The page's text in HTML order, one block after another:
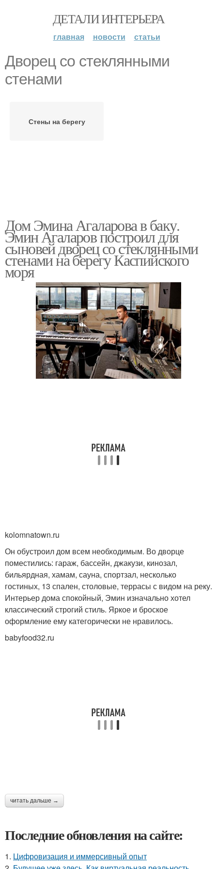
ДЕТАЛИ ИНТЕРЬЕРА
главная новости статьи
Дворец со стеклянными
стенами
Стены на берегу
Дом Эмина Агаларова в баку.
Эмин Агаларов построил для
сыновей дворец со стеклянными
стенами на берегу Каспийского
моря
kolomnatown.ru
Он обустроил дом всем необходимым. Во дворце
поместились: гараж, бассейн, джакузи, кинозал,
бильярдная, хамам, сауна, спортзал, несколько
гостиных, 13 спален, столовые, террасы с видом на реку.
Интерьер дома спокойный, Эмин изначально хотел
классический строгий стиль. Яркое и броское
оформление ему категорически не нравилось.
babyfood32.ru
читать дальше →
Последние обновления на сайте:
1. Цифровизация и иммерсивный опыт